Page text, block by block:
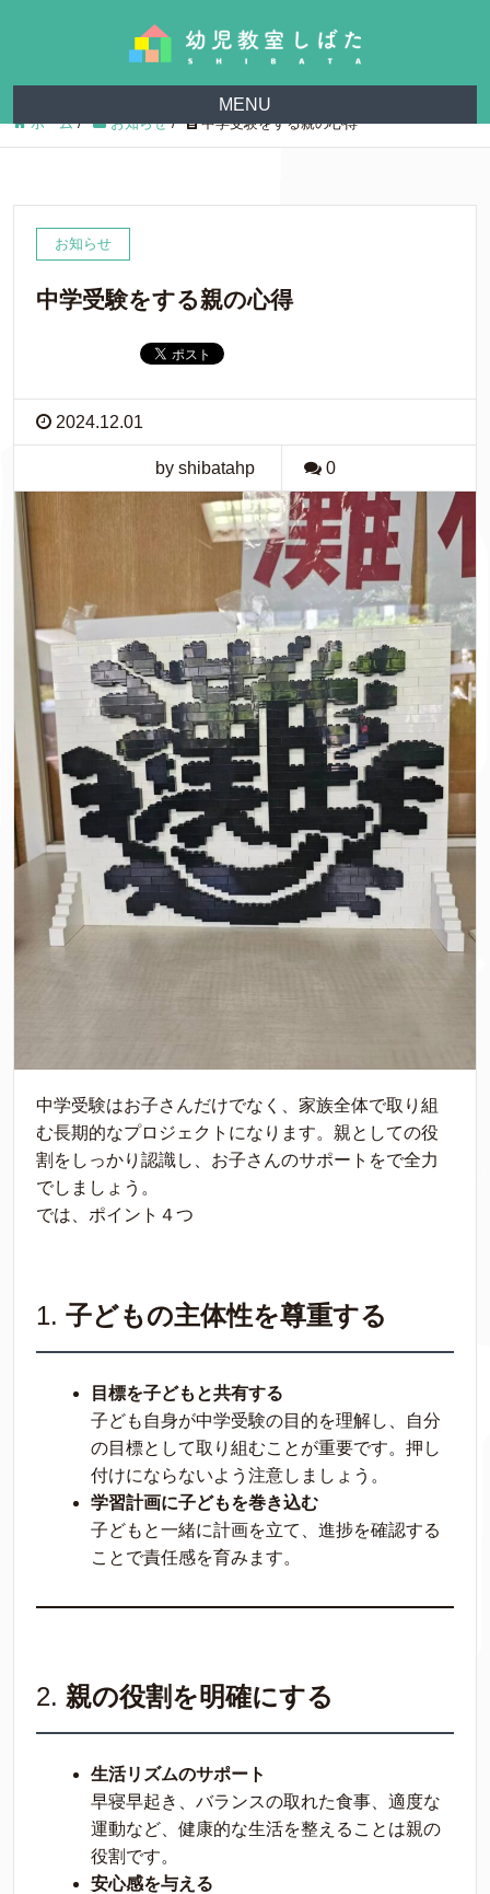
MENU
ホーム/ お知らせ/ 中学受験をする親の心得
お知らせ
中学受験をする親の心得
2024.12.01
by shibatahp 0
中学受験はお子さんだけでなく、家族全体で取り組
む長期的なプロジェクトになります。親としての役
割をしっかり認識し、お子さんのサポートをで全力
でしましょう。
では、ポイント４つ
1. 子どもの主体性を尊重する
目標を子どもと共有する
子ども自身が中学受験の目的を理解し、自分
の目標として取り組むことが重要です。押し
付けにならないよう注意しましょう。
学習計画に子どもを巻き込む
子どもと一緒に計画を立て、進捗を確認する
ことで責任感を育みます。
2. 親の役割を明確にする
生活リズムのサポート
早寝早起き、バランスの取れた食事、適度な
運動など、健康的な生活を整えることは親の
役割です。
安心感を与える